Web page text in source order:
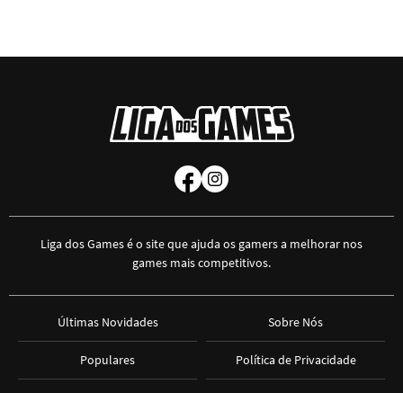
Liga dos Games é o site que ajuda os gamers a melhorar nos
games mais competitivos.
Últimas Novidades
Populares
Sobre Nós
Política de Privacidade